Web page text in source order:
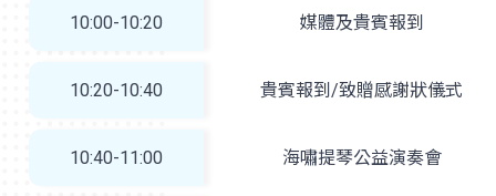
10:00-10:20 媒體及貴賓報到
10:20-10:40 貴賓報到/致贈感謝狀儀式
10:40-11:00 海嘯提琴公益演奏會